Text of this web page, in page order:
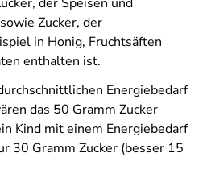
Zucker, der
in Honig, Fruchtsäften
enthalten ist.
Energiebedarf
das 50 Gramm Zucker
Kind mit einem Energiebedarf
30 Gramm Zucker (besser 15